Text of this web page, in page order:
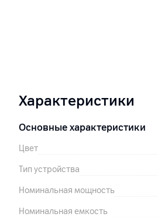
Характеристики
Основные характеристики
Цвет
Тип устройства
Номинальная мощность
Номинальная емкость